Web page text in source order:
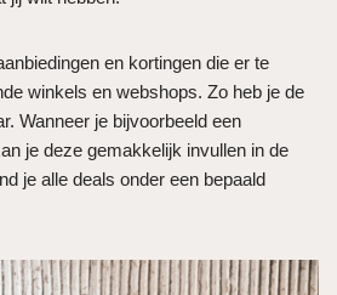
en kortingen die er te
winkels en webshops. Zo heb je de
Wanneer je bijvoorbeeld een
je deze gemakkelijk invullen in de
je alle deals onder een bepaald